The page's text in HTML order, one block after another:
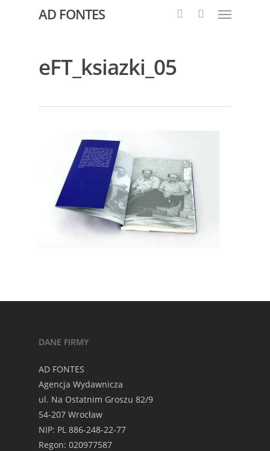
AD FONTES
eFT_ksiazki_05
DANE FIRMY
AD FONTES
Agencja Wydawnicza
ul. Na Ostatnim Groszu 82/9
54-207 Wrocław
NIP: PL 886-248-22-77
Regon: 020977587